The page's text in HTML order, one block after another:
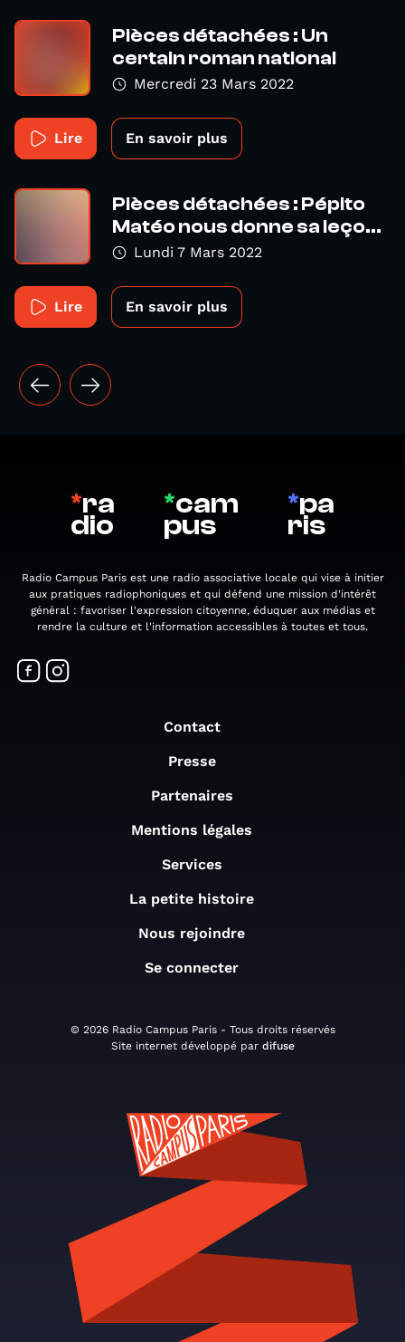
Pièces détachées : Un
certain roman national
Mercredi 23 Mars 2022
Lire En savoir plus
Pièces détachées : Pépito
Matéo nous donne sa leço...
Lundi 7 Mars 2022
Lire En savoir plus
*ra
dio
*cam
pus
*pa
ris
Radio Campus Paris est une radio associative locale qui vise à initier
aux pratiques radiophoniques et qui défend une mission d'intérêt
général : favoriser l'expression citoyenne, éduquer aux médias et
rendre la culture et l'information accessibles à toutes et tous.
Contact
Presse
Partenaires
Mentions légales
Services
La petite histoire
Nous rejoindre
Se connecter
© 2026 Radio Campus Paris - Tous droits réservés
Site internet développé par difuse